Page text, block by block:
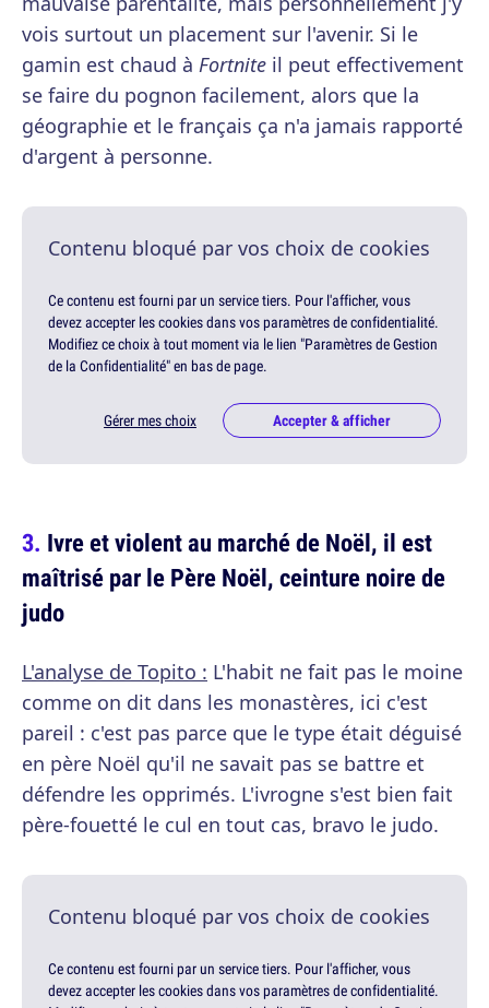
vois surtout un placement sur l'avenir. Si le
gamin est chaud à Fortnite il peut effectivement
se faire du pognon facilement, alors que la
géographie et le français ça n'a jamais rapporté
d'argent à personne.
Contenu bloqué par vos choix de cookies
Ce contenu est fourni par un service tiers. Pour l'afficher, vous
devez accepter les cookies dans vos paramètres de confidentialité.
Modifiez ce choix à tout moment via le lien "Paramètres de Gestion
de la Confidentialité" en bas de page.
Gérer mes choix Accepter & afficher
Ivre et violent au marché de Noël, il est
maîtrisé par le Père Noël, ceinture noire de
judo
L'analyse de Topito : L'habit ne fait pas le moine
comme on dit dans les monastères, ici c'est
pareil : c'est pas parce que le type était déguisé
en père Noël qu'il ne savait pas se battre et
défendre les opprimés. L'ivrogne s'est bien fait
père-fouetté le cul en tout cas, bravo le judo.
Contenu bloqué par vos choix de cookies
Ce contenu est fourni par un service tiers. Pour l'afficher, vous
devez accepter les cookies dans vos paramètres de confidentialité.